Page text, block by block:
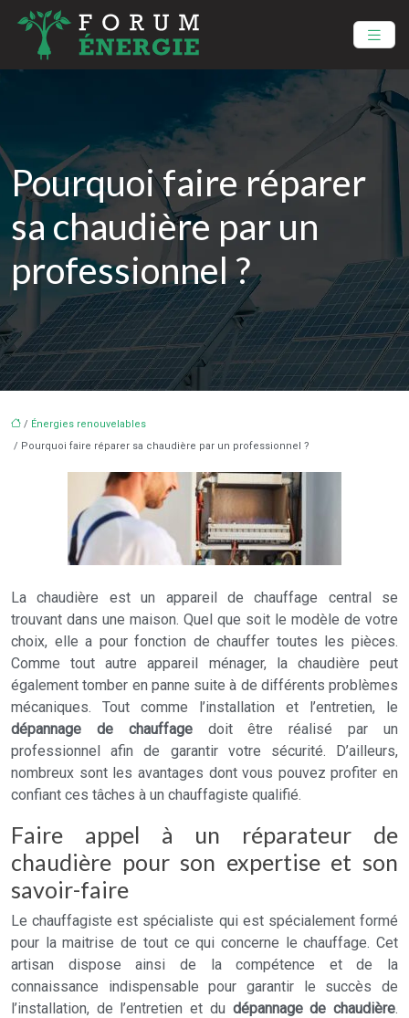
Pourquoi faire réparer
sa chaudière par un
professionnel ?
/ Énergies renouvelables
/ Pourquoi faire réparer sa chaudière par un professionnel ?
La chaudière est un appareil de chauffage central se
trouvant dans une maison. Quel que soit le modèle de votre
choix, elle a pour fonction de chauffer toutes les pièces.
Comme tout autre appareil ménager, la chaudière peut
également tomber en panne suite à de différents problèmes
mécaniques. Tout comme l’installation et l’entretien, le
dépannage de chauffagedoit être réalisé par un
professionnel afin de garantir votre sécurité. D’ailleurs,
nombreux sont les avantages dont vous pouvez profiter en
confiant ces tâches à un chauffagiste qualifié.
Faire appel à un réparateur de
chaudière pour son expertise et son
savoir-faire
Le chauffagiste est spécialiste qui est spécialement formé
pour la maitrise de tout ce qui concerne le chauffage. Cet
artisan dispose ainsi de la compétence et de la
connaissance indispensable pour garantir le succès de
l’installation, de l’entretien et du dépannage de chaudière.